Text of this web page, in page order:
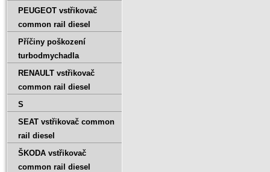
PEUGEOT vstřikovač
common rail diesel
Příčiny poškození
turbodmychadla
RENAULT vstřikovač
common rail diesel
S
SEAT vstřikovač common
rail diesel
ŠKODA vstřikovač
common rail diesel